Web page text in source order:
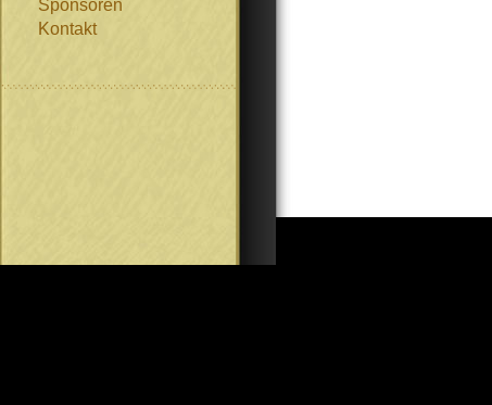
Sponsoren
Kontakt